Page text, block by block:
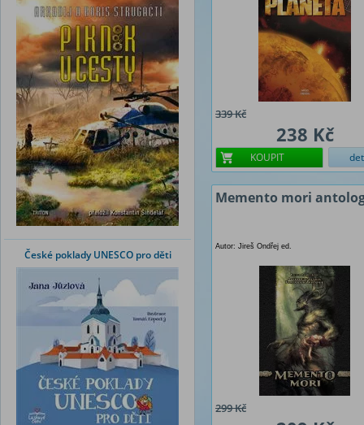
České poklady UNESCO pro děti
339 Kč
238 Kč
KOUPIT
Memento mori
Autor: Jireš Ondřej ed.
299 Kč